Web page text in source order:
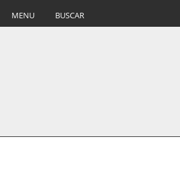
MENU BUSCAR